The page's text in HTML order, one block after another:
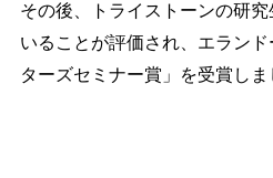
その後、トライストーンの研
いることが評価され、エラン
ターズセミナー賞」を受賞しま